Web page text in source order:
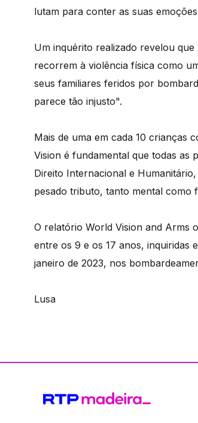
lutam para conter as suas
Um inquérito realizado revelou que
recorrem à violência física como
seus familiares feridos por
parece tão injusto".
Mais de uma em cada 10 crianças
Vision é fundamental que todas as
Direito Internacional e
pesado tributo, tanto mental como
O relatório World Vision and Arms
entre os 9 e os 17 anos, inquiridas
janeiro de 2023, nos
Lusa